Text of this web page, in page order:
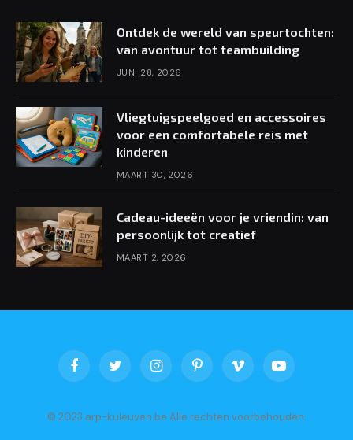
Ontdek de wereld van speurtochten:
van avontuur tot teambuilding
JUNI 28, 2026
Vliegtuigspeelgoed en accessoires
voor een comfortabele reis met
kinderen
MAART 30, 2026
Cadeau-ideeën voor je vriendin: van
persoonlijk tot creatief
MAART 2, 2026
FacebookTwitter InstagramPinterestVimeo YouTube
© 2023 arp-kuleuven.be Alle rechten voorbehouden.